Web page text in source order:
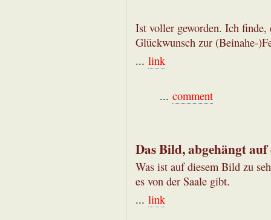
Ist voller geworden. Ich finde,
Glückwunsch zur (Beinahe-
... link
... comment
Das Bild, abgehängt
Was ist auf diesem Bild zu
es von der Saale gibt.
... link